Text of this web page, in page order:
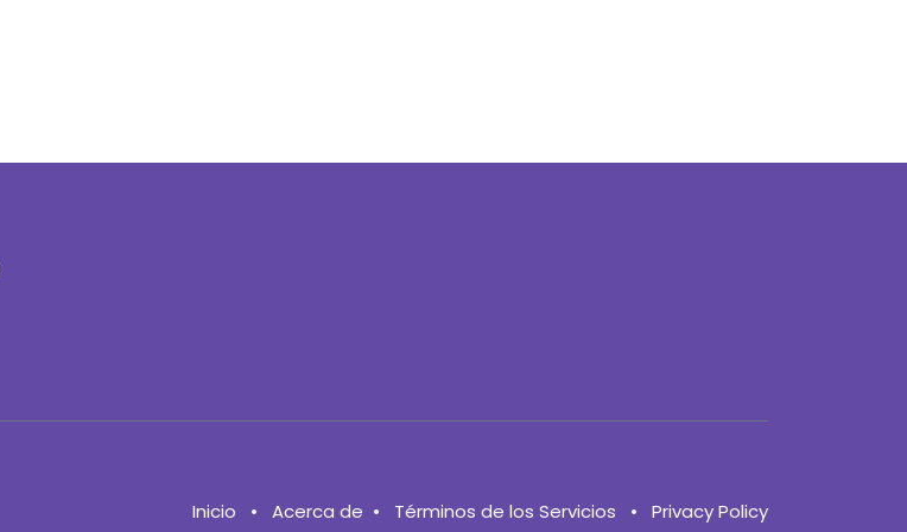
Inicio • Acerca de • Términos de los Servicios • Privacy Policy